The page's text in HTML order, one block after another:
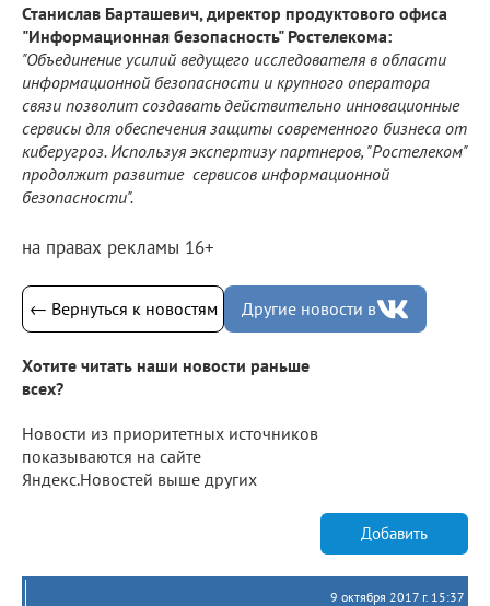
Станислав Барташевич, директор продуктового офиса
"Информационная безопасность" Ростелекома:
"Объединение усилий ведущего исследователя в области
информационной безопасности и крупного оператора
связи позволит создавать действительно инновационные
сервисы для обеспечения защиты современного бизнеса от
киберугроз. Используя экспертизу партнеров, "Ростелеком"
продолжит развитие сервисов информационной
безопасности".
на правах рекламы 16+
← Вернуться к новостям Другие новости в
Хотите читать наши новости раньше
всех?
Новости из приоритетных источников
показываются на сайте
Яндекс.Новостей выше других
Добавить
9 октября 2017 г. 15:37